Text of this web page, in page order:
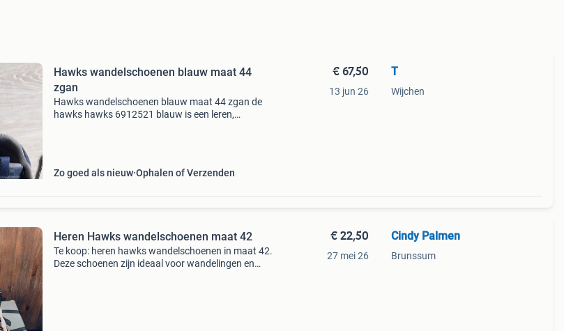
Hawks wandelschoenen blauw maat 44
zgan
Hawks wandelschoenen blauw maat 44 zgan de
hawks hawks 6912521 blauw is een leren,
Zo goed als nieuw Ophalen of Verzenden
€ 67,50
13 jun 26
T
Wijchen
Heren Hawks wandelschoenen maat 42
Te koop: heren hawks wandelschoenen in maat 42.
Deze schoenen zijn ideaal voor wandelingen en
€ 22,50
27 mei 26
Cindy Palmen
Brunssum